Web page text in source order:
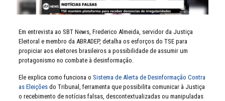
Em entrevista ao SBT News, Frederico Almeida, servidor da Justiça
Eleitoral e membro da ABRADEP, detalha os esforços do TSE para
propiciar aos eleitores brasileiros a possibilidade de assumir um
protagonismo no combate à desinformação.
Ele explica como funciona o Sistema de Alerta de Desinformação Contra
as Eleiçõesdo Tribunal, ferramenta que possibilita comunicar à Justiça
o recebimento de notícias falsas, descontextualizadas ou manipuladas